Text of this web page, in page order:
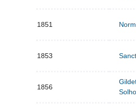
1851
1853
1856